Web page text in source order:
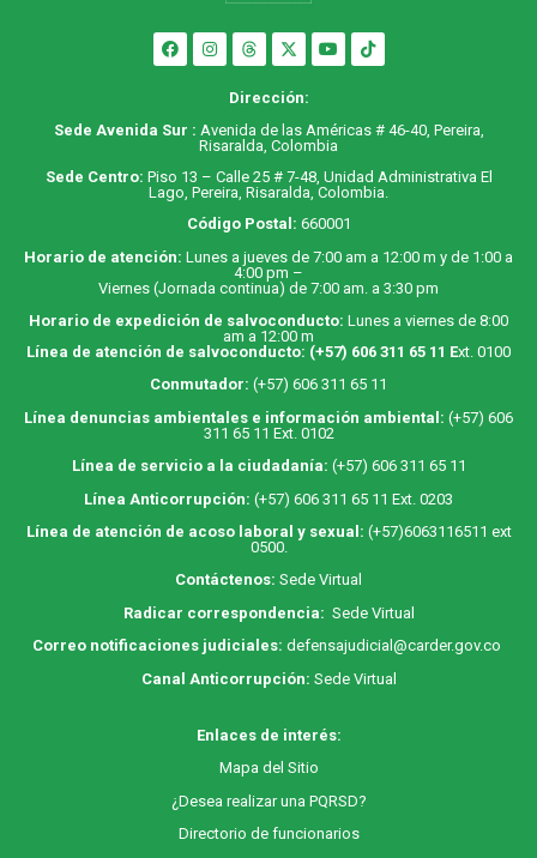
Dirección:
Sede Avenida Sur : Avenida de las Américas # 46-40, Pereira,
Risaralda, Colombia
Sede Centro: Piso 13 – Calle 25 # 7-48, Unidad Administrativa El
Lago, Pereira, Risaralda, Colombia.
Código Postal: 660001
Horario de atención: Lunes a jueves de 7:00 am a 12:00 m y de 1:00 a
4:00 pm –
Viernes (Jornada continua) de 7:00 am. a 3:30 pm
Horario de expedición de salvoconducto: Lunes a viernes de 8:00
am a 12:00 m
Línea de atención de salvoconducto: (+57) 606 311 65 11 Ext. 0100
Conmutador: (+57) 606 311 65 11
Línea denuncias ambientales e información ambiental: (+57) 606
311 65 11 Ext. 0102
Línea de servicio a la ciudadanía: (+57) 606 311 65 11
Línea Anticorrupción: (+57) 606 311 65 11 Ext. 0203
Línea de atención de acoso laboral y sexual: (+57)6063116511 ext
0500.
Contáctenos: Sede Virtual
Radicar correspondencia: Sede Virtual
Correo notificaciones judiciales: defensajudicial@carder.gov.co
Canal Anticorrupción: Sede Virtual
Enlaces de interés:
Mapa del Sitio
¿Desea realizar una PQRSD?
Directorio de funcionarios